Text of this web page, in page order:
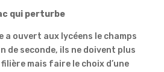
qui perturbe
a ouvert aux lycéens le champs
de seconde, ils ne doivent plus
mais faire le choix d’une